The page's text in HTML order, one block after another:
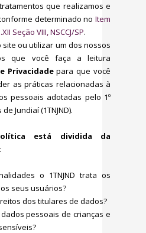
que realizamos e
determinado no Item
Seção VIII, NSCCJ/SP.
ou utilizar um dos nossos
que você faça a leitura
Privacidadepara que você
as práticas relacionadas à
pessoais adotadas pelo 1º
Jundiaí (1TNJND).
está dividida da
o 1TNJND trata os
seus usuários?
dos titulares de dados?
dados pessoais de crianças e